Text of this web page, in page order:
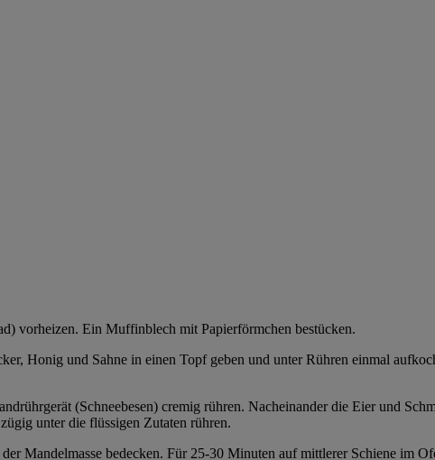
vorheizen. Ein Muffinblech mit Papierförmchen bestücken.
Honig und Sahne in einen Topf geben und unter Rühren einmal
(Schneebesen) cremig rühren. Nacheinander die Eier und
unter die flüssigen Zutaten rühren.
Mandelmasse bedecken. Für 25-30 Minuten auf mittlerer Schiene im